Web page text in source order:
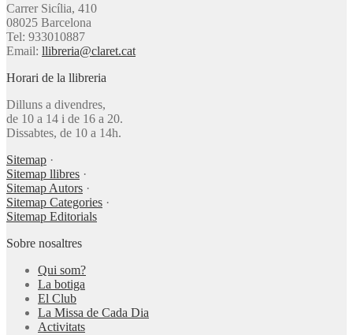
Carrer Sicília, 410
08025 Barcelona
Tel: 933010887
Email: llibreria@claret.cat
Horari de la llibreria
Dilluns a divendres,
de 10 a 14 i de 16 a 20.
Dissabtes, de 10 a 14h.
Sitemap ·
Sitemap llibres ·
Sitemap Autors ·
Sitemap Categories ·
Sitemap Editorials
Sobre nosaltres
Qui som?
La botiga
El Club
La Missa de Cada Dia
Activitats